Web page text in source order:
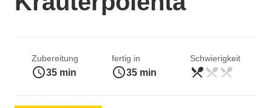
Zubereitung
access_time35 min
fertig in
access_time35 min
Schwierigkeit
leicht
restaurant_menu restaurant_menu restaurant_menu